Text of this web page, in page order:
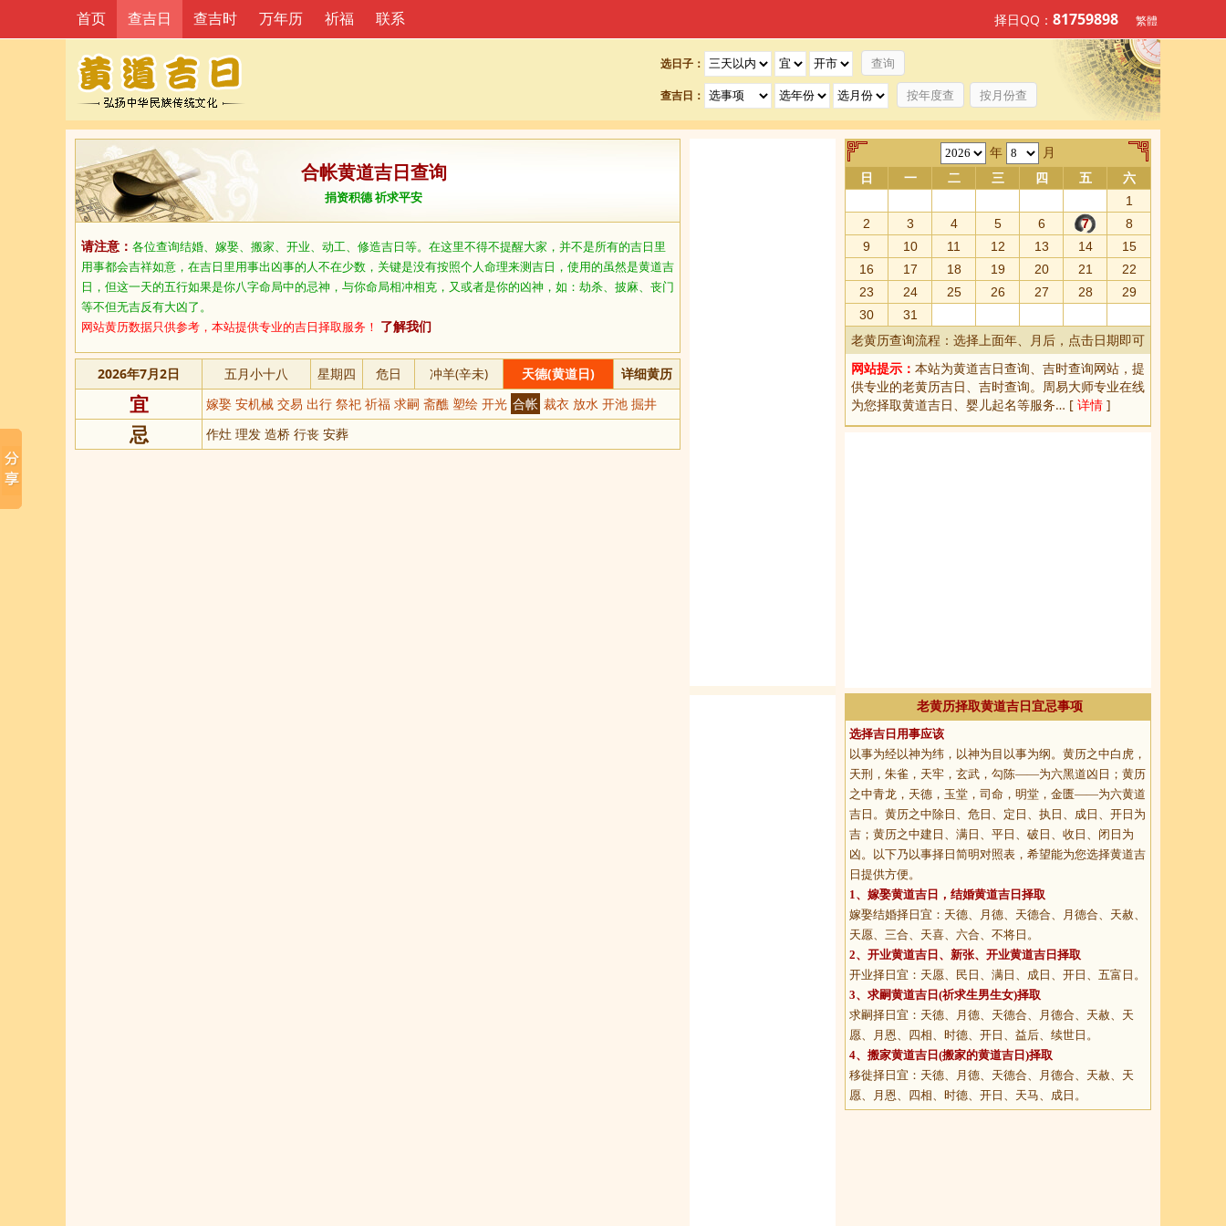
选日子：
查吉日： 按年度查 按月份查
首页 查吉日 查吉时 万年历 祈福 联系 择日QQ： 81759898 繁體
合帐黄道吉日查询
捐资积德 祈求平安
请注意： 各位查询结婚、嫁娶、搬家、开业、动工、修造吉日等。在这里不得不提醒大家，并不是所有的吉日里
用事都会吉祥如意，在吉日里用事出凶事的人不在少数，关键是没有按照个人命理来测吉日，使用的虽然是黄道吉
日，但这一天的五行如果是你八字命局中的忌神，与你命局相冲相克，又或者是你的凶神，如：劫杀、披麻、丧门
等不但无吉反有大凶了。
网站黄历数据只供参考，本站提供专业的吉日择取服务！ 了解我们
2026年7月2日 五月小十八 星期四 危日 冲羊(辛未) 天德(黄道日) 详细黄历
宜 嫁娶 安机械 交易 出行 祭祀 祈福 求嗣 斋醮 塑绘 开光 合帐 裁衣 放水 开池 掘井
忌 作灶 理发 造桥 行丧 安葬
年 月
日 一 二 三 四 五
六
1
2
3 4 5 6 7
8
9
10 11 12 13 14
15
16
17 18 19 20 21
22
23
24 25 26 27 28
29
30
31
老黄历查询流程：选择上面年、月后，点击日期即可
网站提示： 本站为黄道吉日查询、 吉时查询网站，提
供专业的老黄历吉日、吉时查询。周易大师专业在线
为您择取黄道吉日、婴儿起名等服务… [ 详情 ]
老黄历择取黄道吉日宜忌事项
选择吉日用事应该
以事为经以神为纬，以神为目以事为纲。黄历之中白虎，
天刑，朱雀，天牢，玄武，勾陈——为六黑道凶日；黄历
之中青龙，天德，玉堂，司命，明堂，金匮——为六黄道
吉日。黄历之中除日、危日、定日、执日、成日、开日为
吉；黄历之中建日、满日、平日、破日、收日、闭日为
凶。以下乃以事择日简明对照表，希望能为您选择黄道吉
日提供方便。
1、 嫁娶黄道吉日 ，结婚黄道吉日择取
嫁娶结婚择日宜：天德、月德、天德合、月德合、天赦、
天愿、三合、天喜、六合、不将日。
2、 开业黄道吉日 、新张、开业黄道吉日择取
开业择日宜：天愿、民日、满日、成日、开日、五富日。
3、 求嗣黄道吉日 (祈求生男生女)择取
求嗣择日宜：天德、月德、天德合、月德合、天赦、天
愿、月恩、四相、时德、开日、益后、续世日。
4、 搬家黄道吉日 (搬家的黄道吉日)择取
移徙择日宜：天德、月德、天德合、月德合、天赦、天
愿、月恩、四相、时德、开日、天马、成日。